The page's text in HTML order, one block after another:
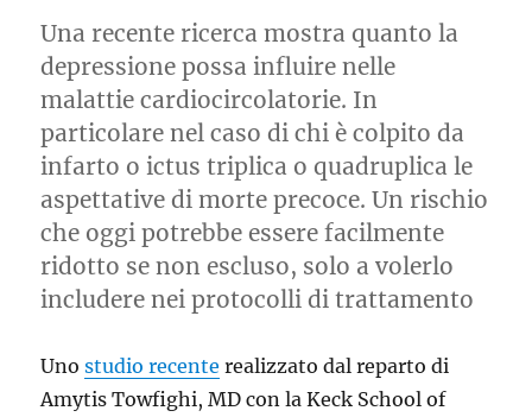
Una recente ricerca mostra quanto la
depressione possa influire nelle
malattie cardiocircolatorie. In
particolare nel caso di chi è colpito da
infarto o ictus triplica o quadruplica le
aspettative di morte precoce. Un rischio
che oggi potrebbe essere facilmente
ridotto se non escluso, solo a volerlo
includere nei protocolli di trattamento
Unostudio recente realizzato dal reparto di
Amytis Towfighi, MD con la Keck School of